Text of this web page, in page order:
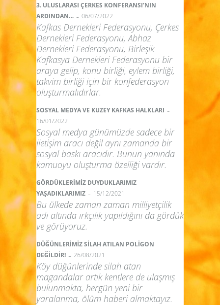
3. ULUSLARASI ÇERKES KONFERANSI’NIN
ARDINDAN… - 06/07/2022
Kafkas Dernekleri Federasyonu, Çerkes
Dernekleri Federasyonu, Abhaz
Dernekleri Federasyonu, Birleşik
Kafkasya Dernekleri Federasyonu bir
araya gelip, konu birliği, eylem birliği,
takvim birliği için bir konfederasyon
oluşturmalıdırlar.
SOSYAL MEDYA VE KUZEY KAFKAS HALKLARI -
16/01/2022
Sosyal medya günümüzde sadece bir
iletişim aracı değil aynı zamanda bir
sosyal baskı aracıdır. Bunun yanında
kamuoyu oluşturma özelliği vardır.
GÖRDÜKLERİMİZ DUYDUKLARIMIZ
YAŞADIKLARIMIZ - 15/12/2021
Bu ülkede zaman zaman milliyetçilik
adı altında ırkçılık yapıldığını da gördük
ve görüyoruz.
DÜĞÜNLERİMİZ SİLAH ATILAN POLİGON
DEĞİLDİR! - 26/08/2021
Köy düğünlerinde silah atan
magandalar artık kentlere de ulaşmış
bulunmakta, hergün yeni bir
yaralanma, ölüm haberi almaktayız.